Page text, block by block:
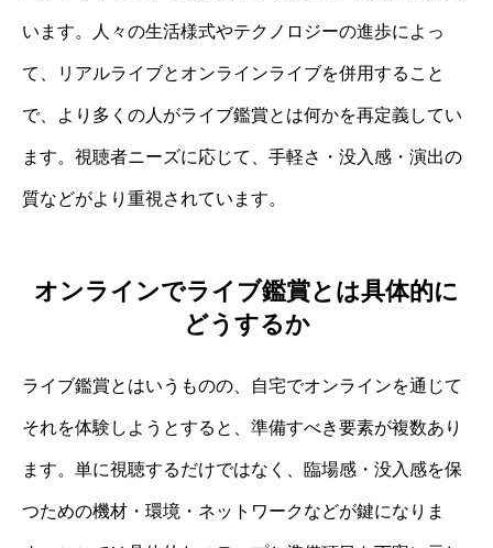
います。人々の生活様式やテクノロジーの進歩によっ
て、リアルライブとオンラインライブを併用すること
で、より多くの人がライブ鑑賞とは何かを再定義してい
ます。視聴者ニーズに応じて、手軽さ・没入感・演出の
質などがより重視されています。
オンラインでライブ鑑賞とは具体的に
どうするか
ライブ鑑賞とはいうものの、自宅でオンラインを通じて
それを体験しようとすると、準備すべき要素が複数あり
ます。単に視聴するだけではなく、臨場感・没入感を保
つための機材・環境・ネットワークなどが鍵になりま